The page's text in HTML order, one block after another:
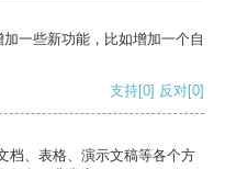
一些新功能，比如增加一个自
支持[0] 反对[0]
档、表格、演示文稿等各个方